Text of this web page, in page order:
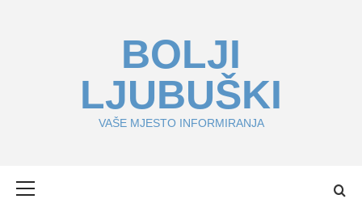
BOLJI
LJUBUŠKI
VAŠE MJESTO INFORMIRANJA